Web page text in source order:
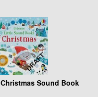
Christmas Sound Book